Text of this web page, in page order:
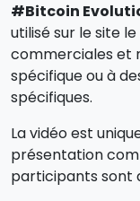
#Bitcoin
utilisé sur le site
commerciales et
spécifique ou à
spécifiques.
La vidéo est
présentation
participants sont